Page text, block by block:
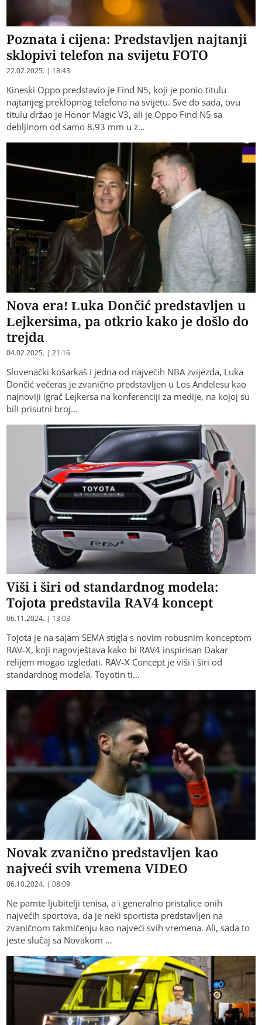
Poznata i cijena: Predstavljen najtanji
sklopivi telefon na svijetu FOTO
22.02.2025. | 18:43
Kineski Oppo predstavio je Find N5, koji je ponio titulu
najtanjeg preklopnog telefona na svijetu. Sve do sada, ovu
titulu držao je Honor Magic V3, ali je Oppo Find N5 sa
debljinom od samo 8.93 mm u z…
Nova era! Luka Dončić predstavljen u
Lejkersima, pa otkrio kako je došlo do
trejda
04.02.2025. | 21:16
Slovenački košarkaš i jedna od najvećih NBA zvijezda, Luka
Dončić večeras je zvanično predstavljen u Los Anđelesu kao
najnoviji igrač Lejkersa na konferenciji za medije, na kojoj su
bili prisutni broj…
Viši i širi od standardnog modela:
Tojota predstavila RAV4 koncept
06.11.2024. | 13:03
Tojota je na sajam SEMA stigla s novim robusnim konceptom
RAV-X, koji nagovještava kako bi RAV4 inspirisan Dakar
relijem mogao izgledati. RAV-X Concept je viši i širi od
standardnog modela, Toyotin ti…
Novak zvanično predstavljen kao
najveći svih vremena VIDEO
06.10.2024. | 08:09
Ne pamte ljubitelji tenisa, a i generalno pristalice onih
najvećih sportova, da je neki sportista predstavljen na
zvaničnom takmičenju kao najveći svih vremena. Ali, sada to
jeste slučaj sa Novakom …